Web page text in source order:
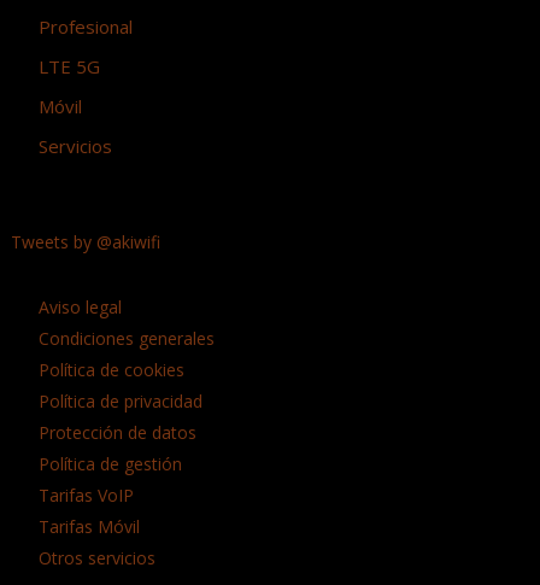
Profesional
LTE 5G
Móvil
Servicios
Tweets by @akiwifi
Aviso legal
Condiciones generales
Política de cookies
Política de privacidad
Protección de datos
Política de gestión
Tarifas VoIP
Tarifas Móvil
Otros servicios